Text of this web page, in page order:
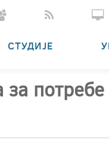
СТУДИЈЕ